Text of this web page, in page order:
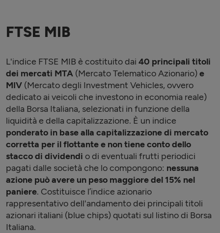
FTSE MIB
L'indice FTSE MIB è costituito dai 40 principali titoli
dei mercati MTA (Mercato Telematico Azionario)e
MIV (Mercato degli Investment Vehicles, ovvero
dedicato ai veicoli che investono in economia reale)
della Borsa Italiana, selezionati in funzione della
liquidità e della capitalizzazione. È un indice
ponderato in base alla capitalizzazione di mercato
corretta per il flottante e non tiene conto dello
stacco di dividendi o di eventuali frutti periodici
pagati dalle società che lo compongono: nessuna
azione può avere un peso maggiore del 15% nel
paniere. Costituisce l’indice azionario
rappresentativo dell'andamento dei principali titoli
azionari italiani (blue chips) quotati sul listino di Borsa
Italiana.